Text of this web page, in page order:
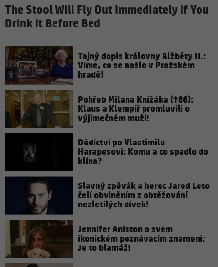
The Stool Will Fly Out Immediately If You
Drink It Before Bed
Tajný dopis královny Alžběty II.:
Víme, co se našlo v Pražském
hradě!
Pohřeb Milana Knížáka (†86):
Klaus a Klempíř promluvili o
výjimečném muži!
Dědictví po Vlastimilu
Harapesovi: Komu a co spadlo do
klína?
Slavný zpěvák a herec Jared Leto
čelí obviněním z obtěžování
nezletilých dívek!
Jennifer Aniston o svém
ikonickém poznávacím znamení:
Je to blamáž!